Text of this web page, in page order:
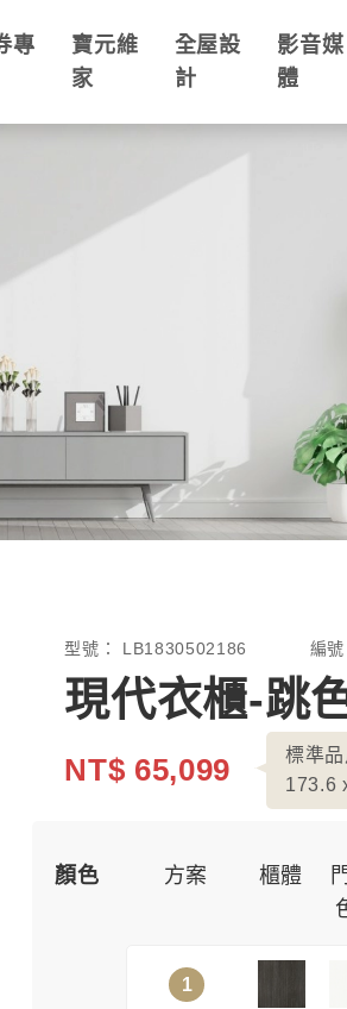
專
寶元維
家
全屋設
計
影音媒
體
型號： LB1830502186 編
現代衣櫃-跳
NT$ 65,099
標準品
173.6
顏色 方案 櫃體
1